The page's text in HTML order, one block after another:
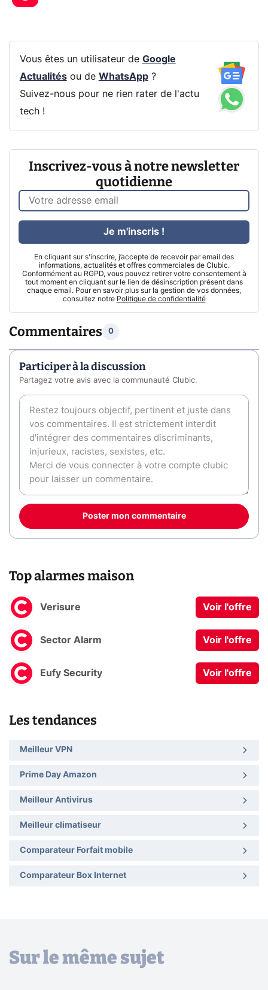
Vous êtes un utilisateur de Google
Actualitésou de WhatsApp?
Suivez-nous pour ne rien rater de l'actu
tech !
Inscrivez-vous à notre newsletter
quotidienne
En cliquant sur s'inscrire, j’accepte de recevoir par email des
informations, actualités et offres commerciales de Clubic.
Conformément au RGPD, vous pouvez retirer votre consentement à
tout moment en cliquant sur le lien de désinscription présent dans
chaque email. Pour en savoir plus sur la gestion de vos données,
consultez notre Politique de confidentialité
Je m'inscris !
Commentaires 0
Participer à la discussion
Partagez votre avis avec la communauté Clubic.
Poster mon commentaire
Top alarmes maison
Verisure Voir l'offre
Sector Alarm Voir l'offre
Eufy Security Voir l'offre
Les tendances
Meilleur VPN
Prime Day Amazon
Meilleur Antivirus
Meilleur climatiseur
Comparateur Forfait mobile
Comparateur Box Internet
Sur le même sujet